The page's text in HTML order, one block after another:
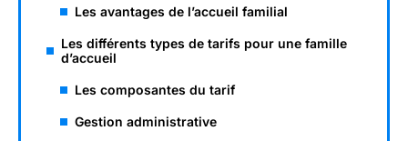
Les avantages de l’accueil familial
Les différents types de tarifs pour une famille
d’accueil
Les composantes du tarif
Gestion administrative